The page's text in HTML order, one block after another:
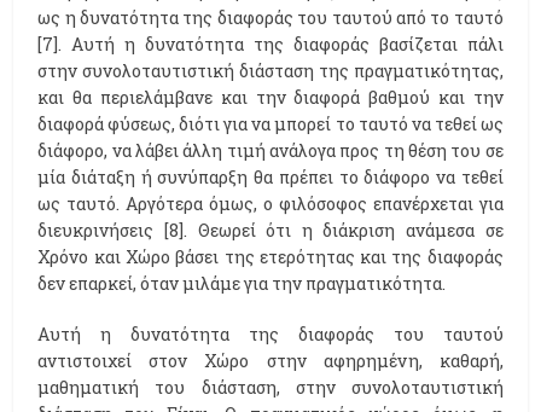
ως η δυνατότητα της διαφοράς του ταυτού από το ταυτό
[7]. Αυτή η δυνατότητα της διαφοράς βασίζεται πάλι
στην συνολοταυτιστική διάσταση της πραγματικότητας,
και θα περιελάμβανε και την διαφορά βαθμού και την
διαφορά φύσεως, διότι για να μπορεί το ταυτό να τεθεί ως
διάφορο, να λάβει άλλη τιμή ανάλογα προς τη θέση του σε
μία διάταξη ή συνύπαρξη θα πρέπει το διάφορο να τεθεί
ως ταυτό. Αργότερα όμως, ο φιλόσοφος επανέρχεται για
διευκρινήσεις [8]. Θεωρεί ότι η διάκριση ανάμεσα σε
Χρόνο και Χώρο βάσει της ετερότητας και της διαφοράς
δεν επαρκεί, όταν μιλάμε για την πραγματικότητα.
Αυτή η δυνατότητα της διαφοράς του ταυτού
αντιστοιχεί στον Χώρο στην αφηρημένη, καθαρή,
μαθηματική του διάσταση, στην συνολοταυτιστική